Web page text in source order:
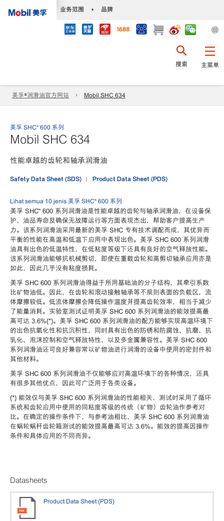
业务范围 • 品牌
主菜单
搜索
美孚®润滑油官方网站 Mobil SHC 634
美孚 SHC™ 600 系列
Mobil SHC 634
性能卓越的齿轮和轴承润滑油
Safety Data Sheet (SDS) Product Data Sheet (PDS)
Lihat semua 10 jenis 美孚 SHC™ 600 系列
美孚 SHC™ 600 系列润滑油是性能卓越的齿轮与轴承润滑油，在设备保
护、油品寿命及确保无故障运行等方面表现杰出，帮助客户提高生产
力。该系列润滑油采用最新的美孚 SHC 专有技术调配而成，其优异而
平衡的性能在高温和低温下应用中表现出色。美孚 SHC 600 系列润滑
油具有出色的低温特性，在低粘度等级下还具有良好的空气释放性能。
该系列润滑油能够抗机械剪切，即使在重载齿轮和高剪切轴承应用亦是
如此，因此几乎没有粘度损耗。
美孚 SHC 600 系列润滑油得益于所用基础油的分子结构，其牵引系数
比矿物油低。因此，在齿轮和滚动接触轴承等不规则表面的负载区，流
体摩擦较低。低流体摩擦会降低操作温度并提高齿轮效率，相当于减少
了能量消耗。实验室测试证明美孚 SHC 600 系列润滑油的能效提高最
高可达 3.6%(*)。美孚 SHC 600 系列润滑油的配方能够实现高温环境下
的出色抗氧化性和抗沉积性，同时具有出色的防锈和防腐蚀、抗磨、抗
乳化、泡沫控制和空气释放特性，以及多金属兼容性。美孚 SHC 600
系列润滑油还可良好兼容常以矿物油进行润滑的设备中使用的密封件和
其他材料。
美孚 SHC 600 系列润滑油不仅能够应对高温环境下的各种情况，还具
有很多其他优点，因此可广泛用于各类设备。
(*) 能效仅与美孚 SHC 600 系列润滑油的性能相关，测试时采用了循环
系统和齿轮应用中使用的同粘度等级的传统（矿物）齿轮油作参考对
比。在确定的操作条件下，与参考油相比，美孚 SHC 600 系列润滑油
在蜗轮蜗杆齿轮箱测试的能效提高最高可达 3.6%。能效的提高因操作
条件和具体应用的不同而异。
Datasheets
Product Data Sheet (PDS)